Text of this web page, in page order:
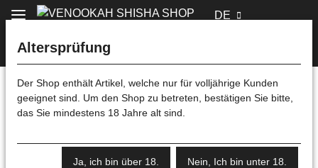
DE
Startseite
Altersprüfung
Der Shop enthält Artikel, welche nur für volljährige Kunden
geeignet sind. Um den Shop zu betreten, bestätigen Sie bitte,
das Sie mindestens 18 Jahre alt sind.
Ja, ich bin über 18. Nein, Ich bin unter 18.